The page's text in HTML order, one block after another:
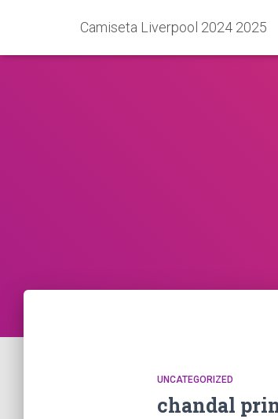
Camiseta Liverpool 2024 2025
UNCATEGORIZED
chandal